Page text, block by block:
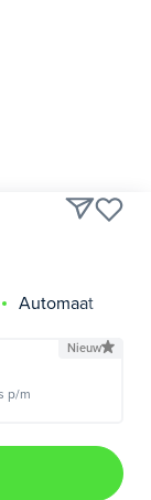
Automaat
Nieuw
p/m